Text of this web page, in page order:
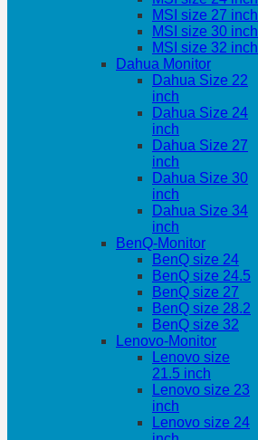
MSI size 27 inch
MSI size 30 inch
MSI size 32 inch
Dahua Monitor
Dahua Size 22
inch
Dahua Size 24
inch
Dahua Size 27
inch
Dahua Size 30
inch
Dahua Size 34
inch
BenQ-Monitor
BenQ size 24
BenQ size 24.5
BenQ size 27
BenQ size 28.2
BenQ size 32
Lenovo-Monitor
Lenovo size
21.5 inch
Lenovo size 23
inch
Lenovo size 24